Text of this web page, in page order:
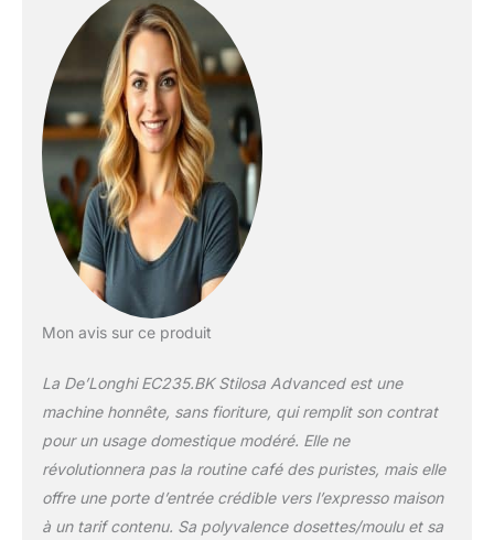
Mon avis sur ce produit
La De’Longhi EC235.BK Stilosa Advanced est une
machine honnête, sans fioriture, qui remplit son contrat
pour un usage domestique modéré. Elle ne
révolutionnera pas la routine café des puristes, mais elle
offre une porte d’entrée crédible vers l’expresso maison
à un tarif contenu. Sa polyvalence dosettes/moulu et sa